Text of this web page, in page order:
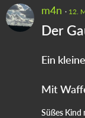
m4n 12.
Der
Ein
Mit
Süßes Kind